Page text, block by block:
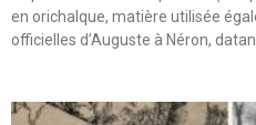
en orichalque, matière utilisée
officielles d’Auguste à Néron,